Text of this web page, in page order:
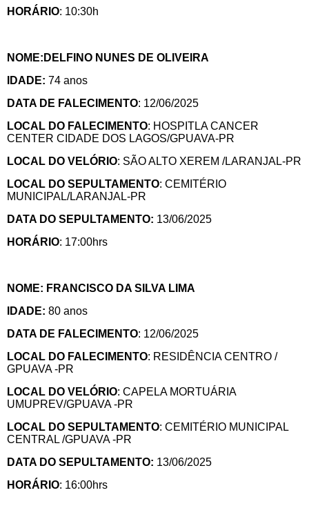
HORÁRIO: 10:30h
NOME:DELFINO NUNES DE OLIVEIRA
IDADE: 74 anos
DATA DE FALECIMENTO: 12/06/2025
LOCAL DO FALECIMENTO: HOSPITLA CANCER
CENTER CIDADE DOS LAGOS/GPUAVA-PR
LOCAL DO VELÓRIO: SÃO ALTO XEREM /LARANJAL-PR
LOCAL DO SEPULTAMENTO: CEMITÉRIO
MUNICIPAL/LARANJAL-PR
DATA DO SEPULTAMENTO: 13/06/2025
HORÁRIO: 17:00hrs
NOME: FRANCISCO DA SILVA LIMA
IDADE: 80 anos
DATA DE FALECIMENTO: 12/06/2025
LOCAL DO FALECIMENTO: RESIDÊNCIA CENTRO /
GPUAVA -PR
LOCAL DO VELÓRIO: CAPELA MORTUÁRIA
UMUPREV/GPUAVA -PR
LOCAL DO SEPULTAMENTO: CEMITÉRIO MUNICIPAL
CENTRAL /GPUAVA -PR
DATA DO SEPULTAMENTO: 13/06/2025
HORÁRIO: 16:00hrs